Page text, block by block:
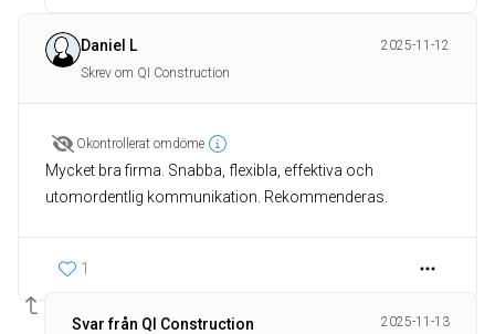
Daniel L
2025-11-12
Skrev om QI Construction
Okontrollerat omdöme
Mycket bra firma. Snabba, flexibla, effektiva och
utomordentlig kommunikation. Rekommenderas.
1
Svar från QI Construction 2025-11-13